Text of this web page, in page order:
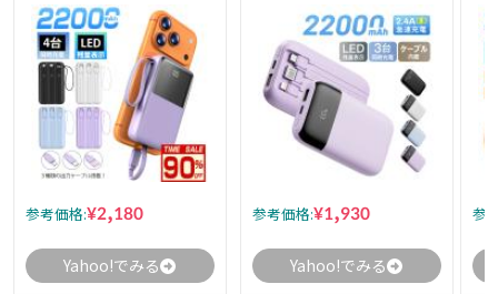
参考価格:¥2,180
Yahoo!でみる
参考価格:¥1,930
Yahoo!でみる
参